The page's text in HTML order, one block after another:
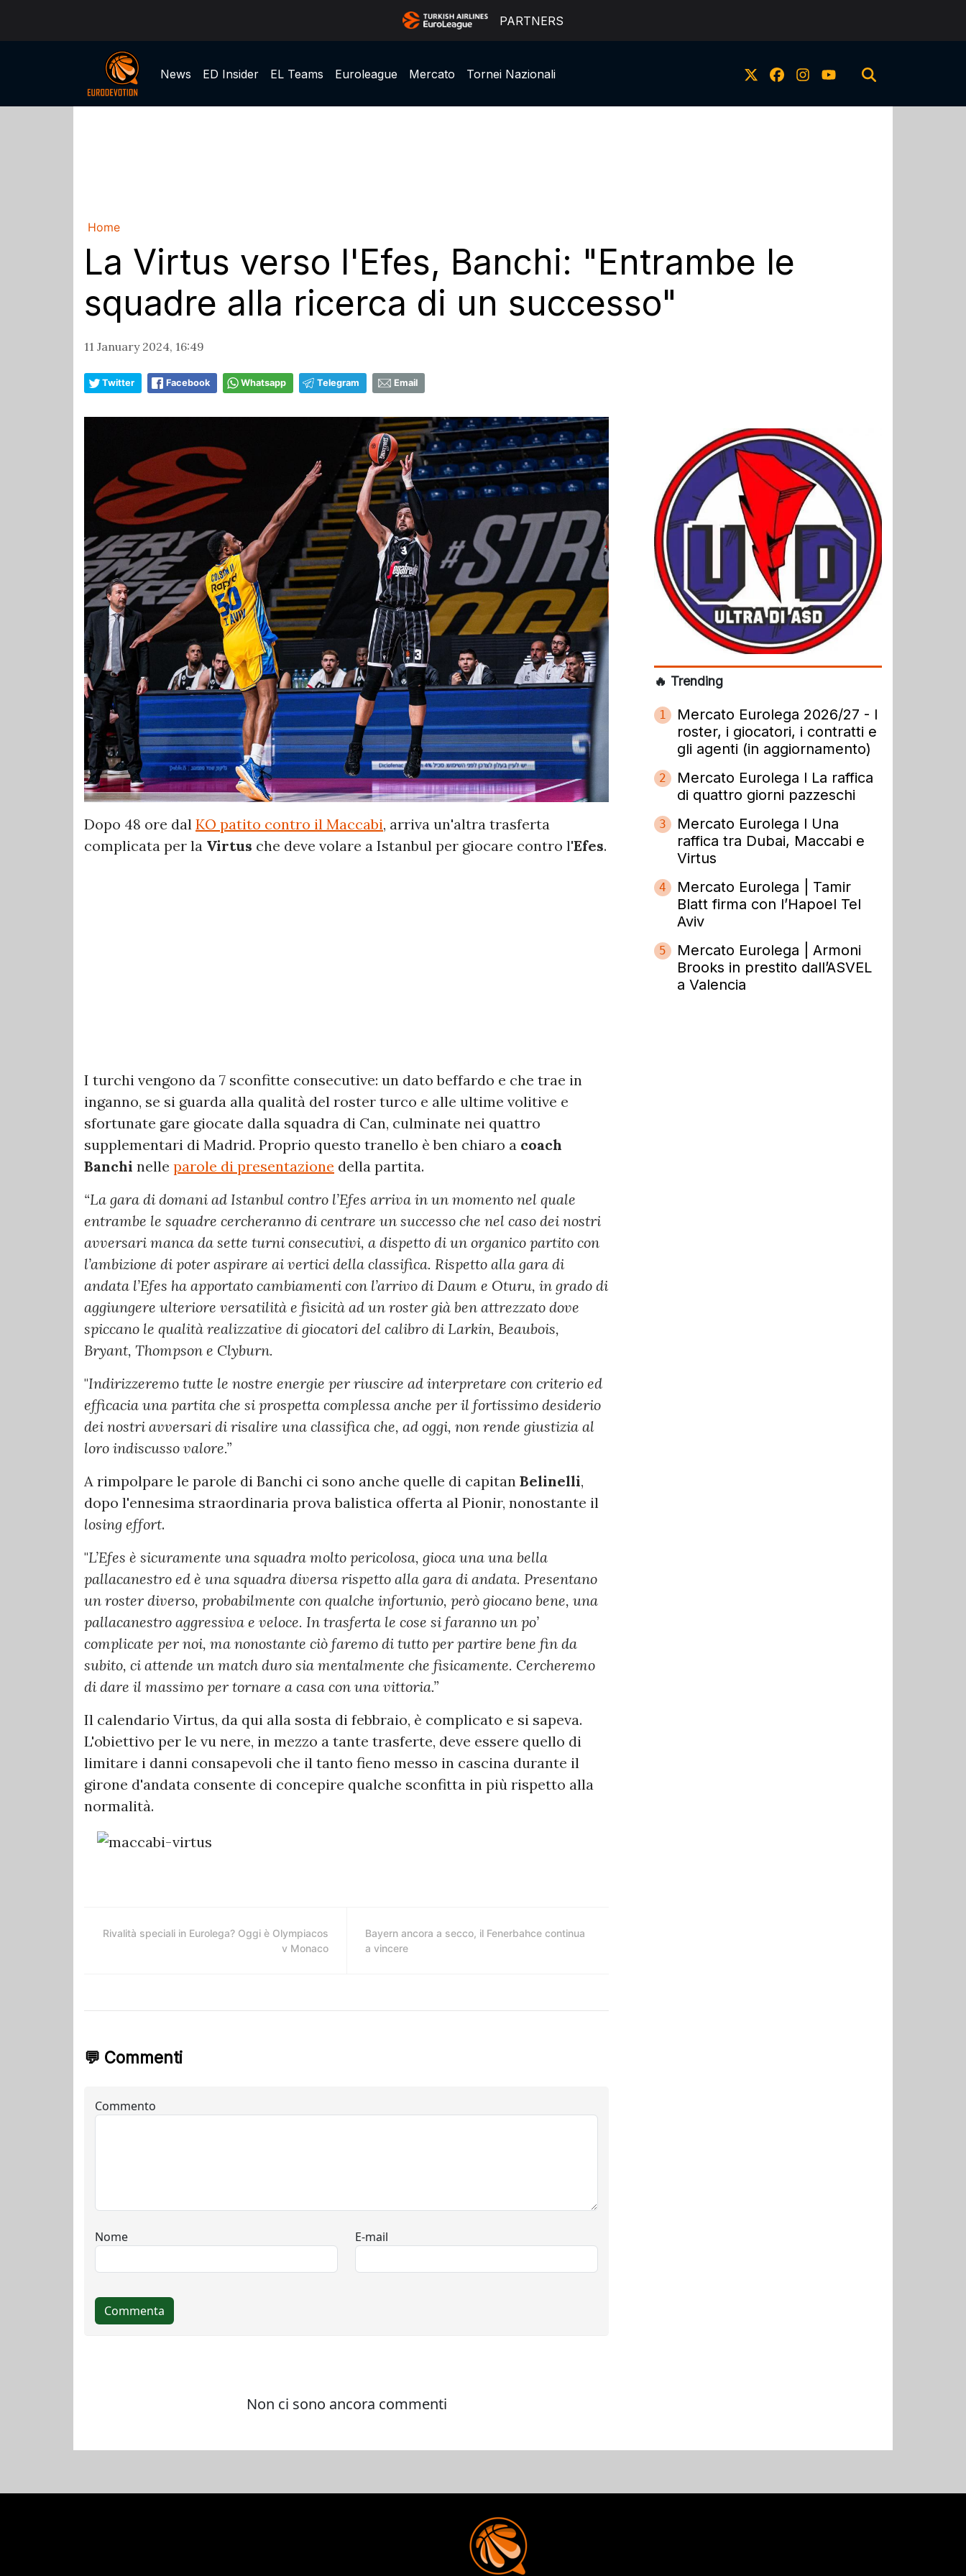
PARTNERS
News ED Insider EL Teams Euroleague Mercato Tornei Nazionali
Home
La Virtus verso l'Efes, Banchi: "Entrambe le
squadre alla ricerca di un successo"
11 January 2024, 16:49
Twitter Facebook Whatsapp Telegram Email
Dopo 48 ore dal KO patito contro il Maccabi, arriva un'altra trasferta
complicata per la Virtus che deve volare a Istanbul per giocare contro l'Efes.
I turchi vengono da 7 sconfitte consecutive: un dato beffardo e che trae in
inganno, se si guarda alla qualità del roster turco e alle ultime volitive e
sfortunate gare giocate dalla squadra di Can, culminate nei quattro
supplementari di Madrid. Proprio questo tranello è ben chiaro a coach
Banchi nelle parole di presentazione della partita.
“La gara di domani ad Istanbul contro l’Efes arriva in un momento nel quale
entrambe le squadre cercheranno di centrare un successo che nel caso dei nostri
avversari manca da sette turni consecutivi, a dispetto di un organico partito con
l’ambizione di poter aspirare ai vertici della classifica. Rispetto alla gara di
andata l’Efes ha apportato cambiamenti con l’arrivo di Daum e Oturu, in grado di
aggiungere ulteriore versatilità e fisicità ad un roster già ben attrezzato dove
spiccano le qualità realizzative di giocatori del calibro di Larkin, Beaubois,
Bryant, Thompson e Clyburn.
"Indirizzeremo tutte le nostre energie per riuscire ad interpretare con criterio ed
efficacia una partita che si prospetta complessa anche per il fortissimo desiderio
dei nostri avversari di risalire una classifica che, ad oggi, non rende giustizia al
loro indiscusso valore.”
A rimpolpare le parole di Banchi ci sono anche quelle di capitan Belinelli,
dopo l'ennesima straordinaria prova balistica offerta al Pionir, nonostante il
losing effort.
"L’Efes è sicuramente una squadra molto pericolosa, gioca una una bella
pallacanestro ed è una squadra diversa rispetto alla gara di andata. Presentano
un roster diverso, probabilmente con qualche infortunio, però giocano bene, una
pallacanestro aggressiva e veloce. In trasferta le cose si faranno un po’
complicate per noi, ma nonostante ciò faremo di tutto per partire bene fin da
subito, ci attende un match duro sia mentalmente che fisicamente. Cercheremo
di dare il massimo per tornare a casa con una vittoria.”
Il calendario Virtus, da qui alla sosta di febbraio, è complicato e si sapeva.
L'obiettivo per le vu nere, in mezzo a tante trasferte, deve essere quello di
limitare i danni consapevoli che il tanto fieno messo in cascina durante il
girone d'andata consente di concepire qualche sconfitta in più rispetto alla
normalità.
Rivalità speciali in Eurolega? Oggi è Olympiacos
v Monaco
Bayern ancora a secco, il Fenerbahce continua
a vincere
💬 Commenti
🔥 Trending
1
Mercato Eurolega 2026/27 - I
roster, i giocatori, i contratti e
gli agenti (in aggiornamento)
2
Mercato Eurolega l La raffica
di quattro giorni pazzeschi
3
Mercato Eurolega l Una
raffica tra Dubai, Maccabi e
Virtus
4
Mercato Eurolega | Tamir
Blatt firma con l’Hapoel Tel
Aviv
5
Mercato Eurolega | Armoni
Brooks in prestito dall’ASVEL
a Valencia